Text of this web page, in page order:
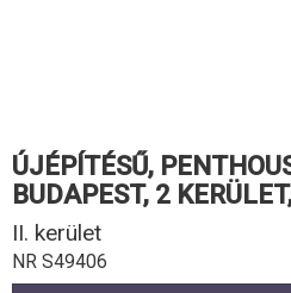
ÚJÉPÍTÉSŰ,
BUDAPEST, 2
II. kerület
NR S49406